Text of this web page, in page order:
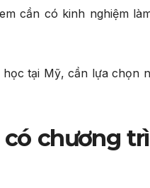
cần có kinh nghiệm
tại Mỹ, cần lựa chọn
chương